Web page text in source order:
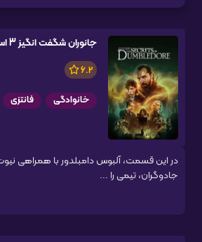
جانوران شگفت انگیز 3 اسرار دامبلدور
6.2
خانوادگی فانتزی
در این قسمت، آلبوس دامبلدور با همراهی
جادوگران، تیمی را ...